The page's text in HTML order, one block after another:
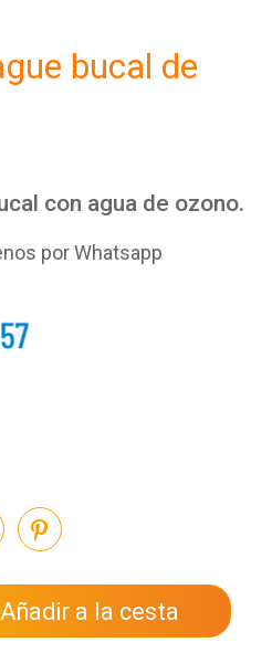
bucal de
con agua de ozono.
por Whatsapp
Añadir a la cesta